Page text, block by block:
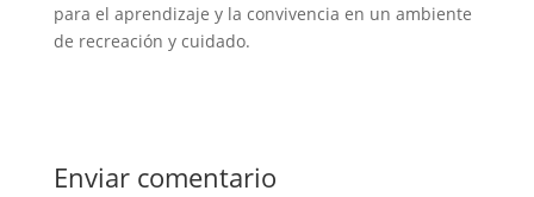
para el aprendizaje y la convivencia en un ambiente
de recreación y cuidado.
Enviar comentario